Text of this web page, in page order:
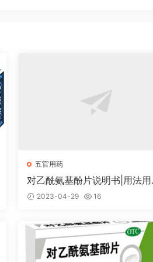
五官用药
对乙酰氨基酚片说明书|用法
注意事项
2023-04-29 16